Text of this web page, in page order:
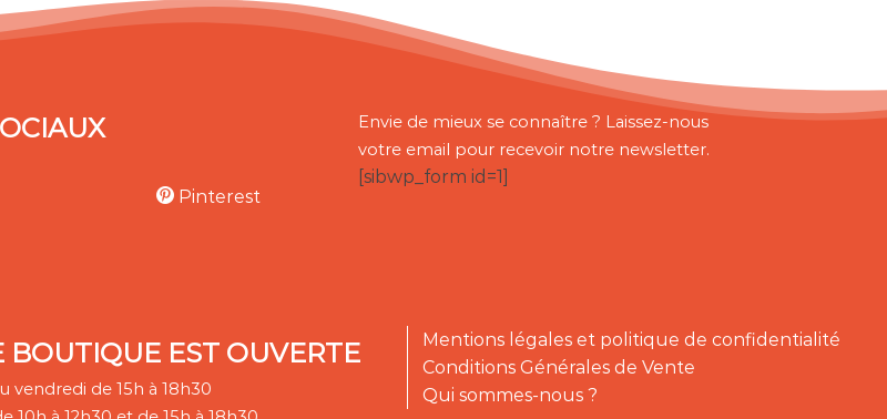
Pinterest
Envie de mieux se connaître ? Laissez-nous
votre email pour recevoir notre newsletter.
[sibwp_form id=1]
BOUTIQUE EST OUVERTE
vendredi de 15h à 18h30
Mentions légales et politique de confidentialité
Conditions Générales de Vente
Qui sommes-nous ?